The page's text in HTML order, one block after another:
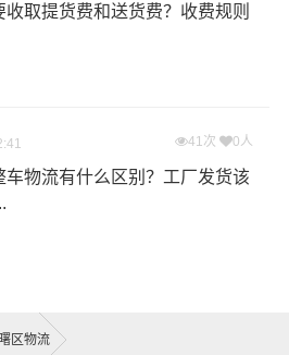
收取提货费和送货费？收费规则
41次 0人
车物流有什么区别？工厂发货该
区物流